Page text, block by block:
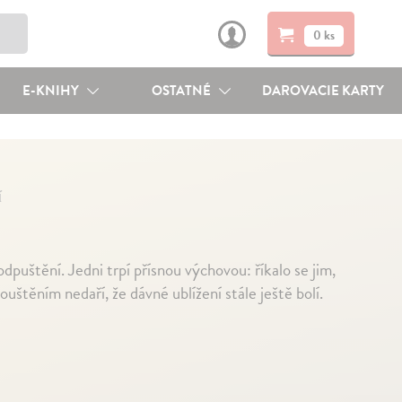
0 ks
E-KNIHY OSTATNÉ DAROVACIE KARTY
Jedni trpí přísnou výchovou: říkalo se jim,
nedaří, že dávné ublížení stále ještě bolí.